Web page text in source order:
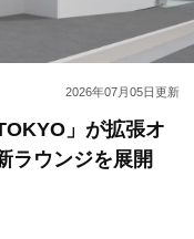
2026年07月05日更新
」が拡張オ
ラウンジを展開